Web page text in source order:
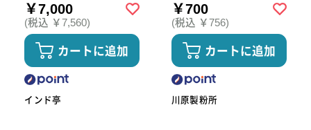
￥7,000
(税込 ￥7,560)
カートに追加
インド亭
￥700
(税込 ￥756)
カートに追加
川原製粉所